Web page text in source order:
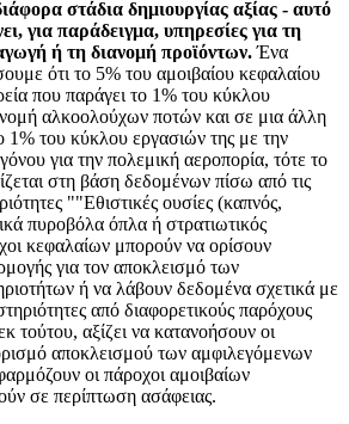
στάδια δημιουργίας αξίας - αυτό
για παράδειγμα, υπηρεσίες για τη
ή τη διανομή προϊόντων.Ένα
ότι το 5% του αμοιβαίου κεφαλαίου
που παράγει το 1% του κύκλου
αλκοολούχων ποτών και σε μια άλλη
1% του κύκλου εργασιών της με την
για την πολεμική αεροπορία, τότε το
στη βάση δεδομένων πίσω από τις
""Εθιστικές ουσίες (καπνός,
πυροβόλα όπλα ή στρατιωτικός
κεφαλαίων μπορούν να ορίσουν
για τον αποκλεισμό των
ή να λάβουν δεδομένα σχετικά με
από διαφορετικούς παρόχους
τούτου, αξίζει να κατανοήσουν οι
αποκλεισμού των αμφιλεγόμενων
οι πάροχοι αμοιβαίων
σε περίπτωση ασάφειας.